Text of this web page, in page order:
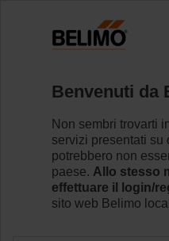
Attuatori per
Belimo RetroFIT+ è una
per valvole a globo
l'ammodernamento di
Per
Benvenuti da
Non sembri trovarti
servizi presentati su
potrebbero non
paese. Allo stesso
effettuare il login/
sito web Belimo